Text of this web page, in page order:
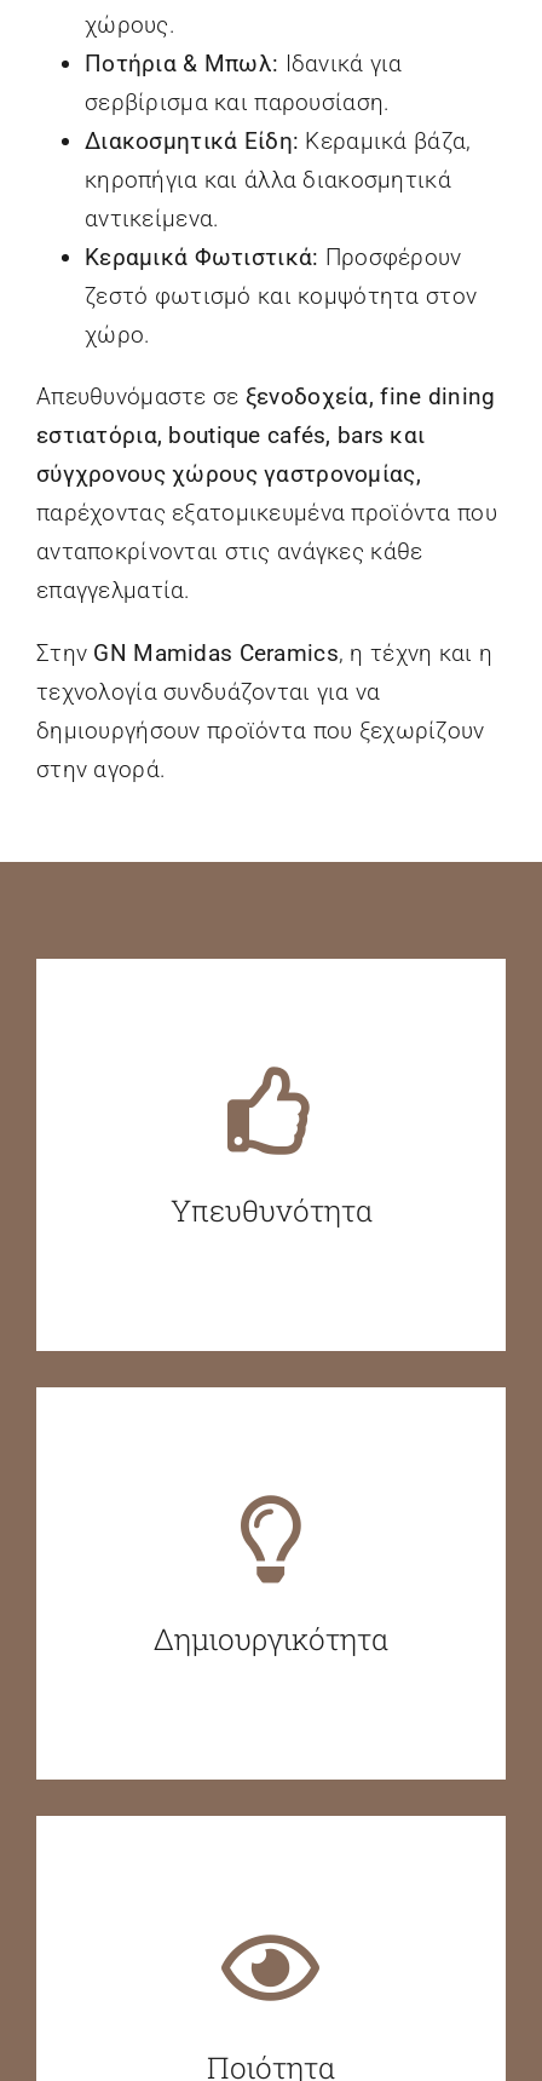
χώρους.
Ποτήρια & Μπωλ: Ιδανικά για
σερβίρισμα και παρουσίαση.
Διακοσμητικά Είδη: Κεραμικά βάζα,
κηροπήγια και άλλα διακοσμητικά
αντικείμενα.
Κεραμικά Φωτιστικά: Προσφέρουν
ζεστό φωτισμό και κομψότητα στον
χώρο.
Απευθυνόμαστε σε ξενοδοχεία, fine dining
εστιατόρια, boutique cafés, bars και
σύγχρονους χώρους γαστρονομίας,
παρέχοντας εξατομικευμένα προϊόντα που
ανταποκρίνονται στις ανάγκες κάθε
επαγγελματία.
Στην GN Mamidas Ceramics, η τέχνη και η
τεχνολογία συνδυάζονται για να
δημιουργήσουν προϊόντα που ξεχωρίζουν
στην αγορά.
Υπευθυνότητα
Δημιουργικότητα
Ποιότητα